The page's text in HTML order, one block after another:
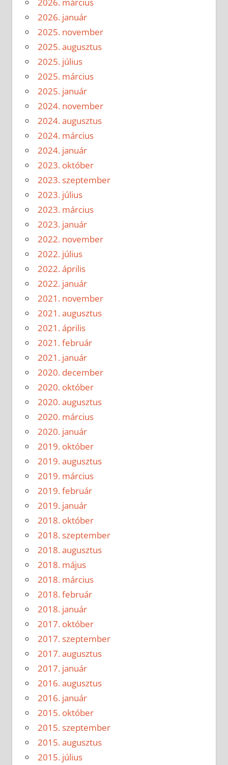
2026. január
2025. november
2025. augusztus
2025. július
2025. március
2025. január
2024. november
2024. augusztus
2024. március
2024. január
2023. október
2023. szeptember
2023. július
2023. március
2023. január
2022. november
2022. július
2022. április
2022. január
2021. november
2021. augusztus
2021. április
2021. február
2021. január
2020. december
2020. október
2020. augusztus
2020. március
2020. január
2019. október
2019. augusztus
2019. március
2019. február
2019. január
2018. október
2018. szeptember
2018. augusztus
2018. május
2018. március
2018. február
2018. január
2017. október
2017. szeptember
2017. augusztus
2017. január
2016. augusztus
2016. január
2015. október
2015. szeptember
2015. augusztus
2015. július